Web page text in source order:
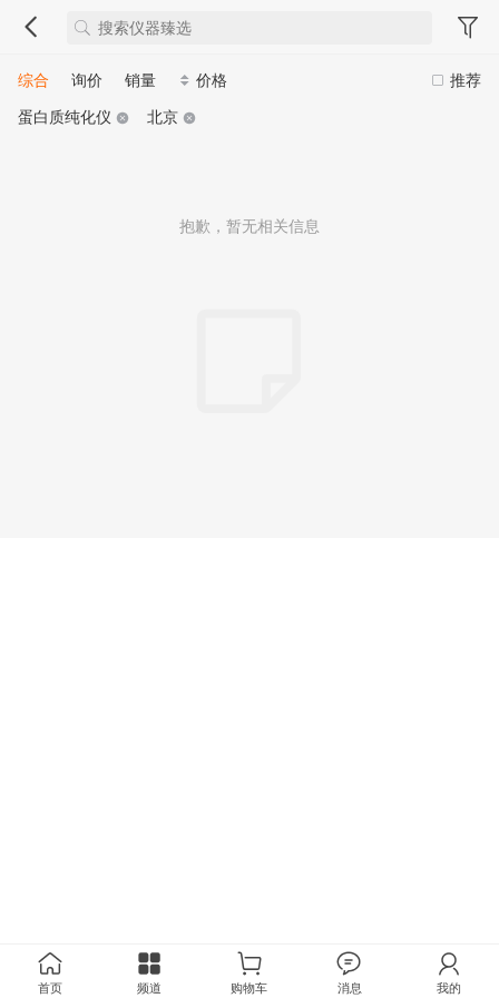
推荐
综合 询价 销量
价格
蛋白质纯化仪
北京
抱歉，暂无相关信息
首页 频道 购物车 消息 我的